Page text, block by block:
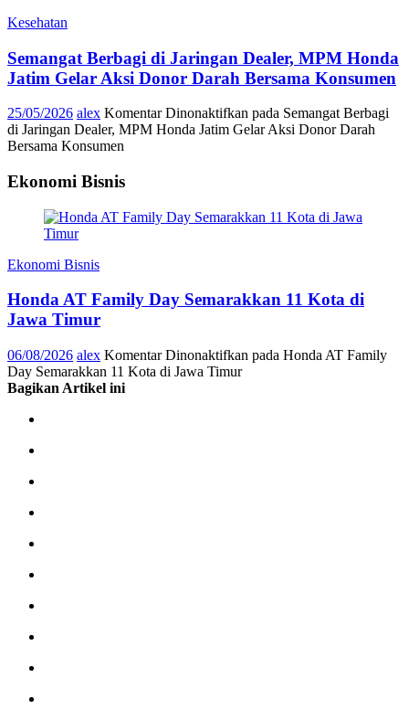
Kesehatan
Semangat Berbagi di Jaringan Dealer, MPM Honda
Jatim Gelar Aksi Donor Darah Bersama Konsumen
25/05/2026 alex Komentar Dinonaktifkan pada Semangat Berbagi
di Jaringan Dealer, MPM Honda Jatim Gelar Aksi Donor Darah
Bersama Konsumen
Ekonomi Bisnis
Ekonomi Bisnis
Honda AT Family Day Semarakkan 11 Kota di
Jawa Timur
06/08/2026 alex Komentar Dinonaktifkan pada Honda AT Family
Day Semarakkan 11 Kota di Jawa Timur
Bagikan Artikel ini